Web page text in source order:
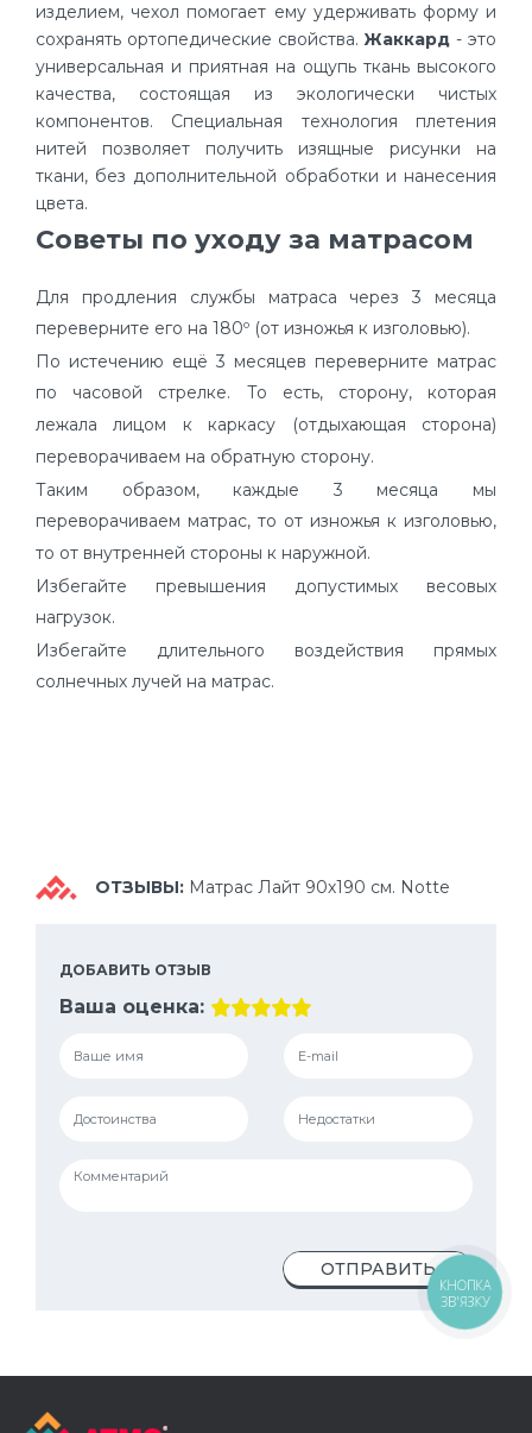
изделием, чехол помогает ему удерживать форму и
сохранять ортопедические свойства. Жаккард - это
универсальная и приятная на ощупь ткань высокого
качества, состоящая из экологически чистых
компонентов. Специальная технология плетения
нитей позволяет получить изящные рисунки на
ткани, без дополнительной обработки и нанесения
цвета.
Советы по уходу за матрасом
Для продления службы матраса через 3 месяца
переверните его на 180º (от изножья к изголовью).
По истечению ещё 3 месяцев переверните матрас
по часовой стрелке. То есть, сторону, которая
лежала лицом к каркасу (отдыхающая сторона)
переворачиваем на обратную сторону.
Таким образом, каждые 3 месяца мы
переворачиваем матрас, то от изножья к изголовью,
то от внутренней стороны к наружной.
Избегайте превышения допустимых весовых
нагрузок.
Избегайте длительного воздействия прямых
солнечных лучей на матрас.
ОТЗЫВЫ: Матрас Лайт 90х190 см. Notte
ДОБАВИТЬ ОТЗЫВ
Ваша оценка:
ОТПРАВИТЬ
КНОПКА
ЗВ'ЯЗКУ